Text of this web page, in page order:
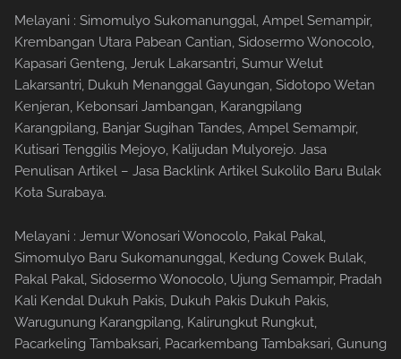
Melayani : Simomulyo Sukomanunggal, Ampel Semampir,
Krembangan Utara Pabean Cantian, Sidosermo Wonocolo,
Kapasari Genteng, Jeruk Lakarsantri, Sumur Welut
Lakarsantri, Dukuh Menanggal Gayungan, Sidotopo Wetan
Kenjeran, Kebonsari Jambangan, Karangpilang
Karangpilang, Banjar Sugihan Tandes, Ampel Semampir,
Kutisari Tenggilis Mejoyo, Kalijudan Mulyorejo. Jasa
Penulisan Artikel – Jasa Backlink Artikel Sukolilo Baru Bulak
Kota Surabaya.
Melayani : Jemur Wonosari Wonocolo, Pakal Pakal,
Simomulyo Baru Sukomanunggal, Kedung Cowek Bulak,
Pakal Pakal, Sidosermo Wonocolo, Ujung Semampir, Pradah
Kali Kendal Dukuh Pakis, Dukuh Pakis Dukuh Pakis,
Warugunung Karangpilang, Kalirungkut Rungkut,
Pacarkeling Tambaksari, Pacarkembang Tambaksari, Gunung